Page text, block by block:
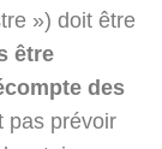
») doit être
être
des
pas prévoir